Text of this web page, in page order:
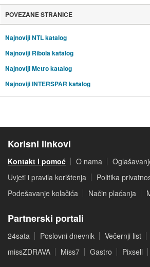
POVEZANE STRANICE
Najnoviji NTL katalog
Najnoviji Ribola katalog
Najnoviji Metro katalog
Najnoviji INTERSPAR katalog
Korisni linkovi
Kontakt i pomoć O nama
Uvjeti i pravila korištenja
Politika
Podešavanje kolačića
Način plaćanja
Partnerski portali
24sata Poslovni dnevnik Večernji list
missZDRAVA
Miss7 Gastro Pixsell